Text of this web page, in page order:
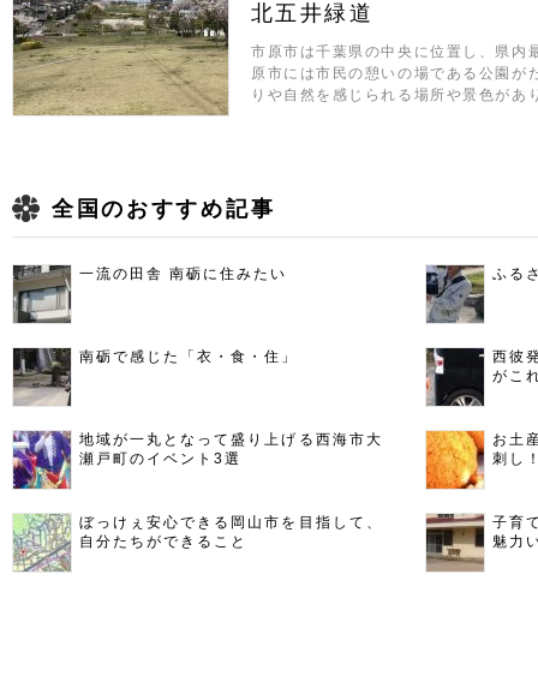
北五井緑道
市原市は千葉県の中央に位置し、県内
原市には市民の憩いの場である公園が
りや自然を感じられる場所や景色が
全国のおすすめ記事
一流の田舎 南砺に住みたい ふる
南砺で感じた「衣・食・住」
西彼
がこ
地域が一丸となって盛り上げる西海市大
瀬戸町のイベント3選
お土
刺し
ぼっけぇ安心できる岡山市を目指して、
自分たちができること
子育
魅力